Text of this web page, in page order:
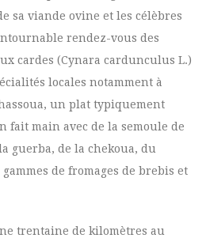
sa viande ovine et les célèbres
rendez-vous des
cardes (Cynara cardunculus L.)
locales notamment à
un plat typiquement
fait main avec de la semoule de
guerba, de la chekoua, du
de fromages de brebis et
trentaine de kilomètres au